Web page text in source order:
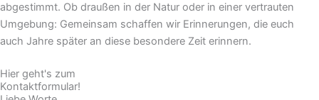
abgestimmt. Ob draußen in der Natur oder in einer vertrauten
Umgebung: Gemeinsam schaffen wir Erinnerungen, die euch
auch Jahre später an diese besondere Zeit erinnern.
Hier geht's zum
Kontaktformular!